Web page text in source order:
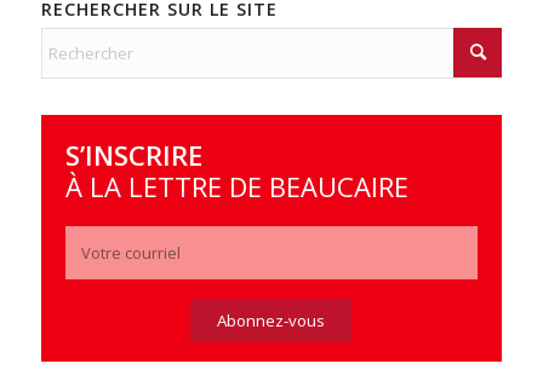
RECHERCHER SUR LE SITE
S’INSCRIRE
À LA LETTRE DE BEAUCAIRE